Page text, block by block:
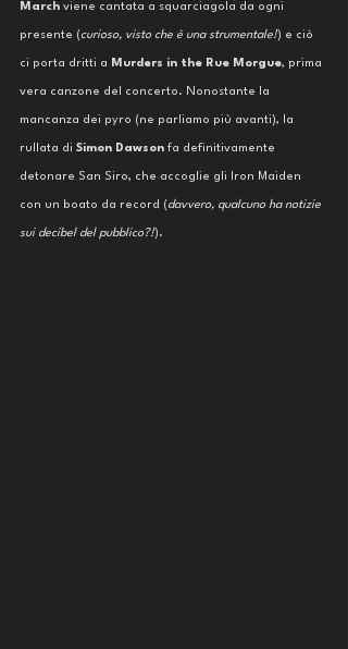
March viene cantata a squarciagola da ogni
presente (curioso, visto che è una strumentale!) e ciò
ci porta dritti a Murders in the Rue Morgue, prima
vera canzone del concerto. Nonostante la
mancanza dei pyro (ne parliamo più avanti), la
rullata di Simon Dawson fa definitivamente
detonare San Siro, che accoglie gli Iron Maiden
con un boato da record (davvero, qualcuno ha notizie
sui decibel del pubblico?!).